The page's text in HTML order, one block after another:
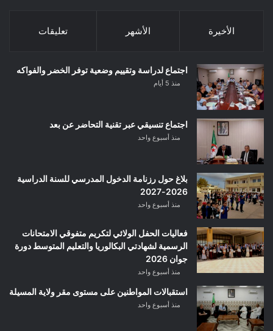
الأخيرة الأشهر تعليقات
اجتماع لدراسة وتقييم وضعية توفر الخضر والفواكه
منذ 5 أيام
اجتماع تنسيقي عبر تقنية التحاضر عن بعد
منذ أسبوع واحد
بلاغ حول رزنامة الدخول المدرسي للسنة الدراسية
2026-2027
منذ أسبوع واحد
فعاليات الحفل الولائي لتكريم متفوقي الامتحانات
الرسمية لشهادتي البكالوريا والتعليم المتوسط دورة
جوان 2026
منذ أسبوع واحد
استقبالات المواطنين على مستوى مقر ولاية المسيلة
منذ أسبوع واحد